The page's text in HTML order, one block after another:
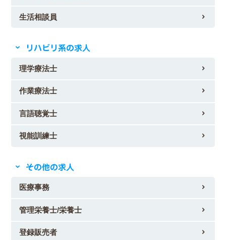
生活相談員
リハビリ系の求人
理学療法士
作業療法士
言語聴覚士
視能訓練士
その他の求人
医療事務
管理栄養士/栄養士
登録販売者